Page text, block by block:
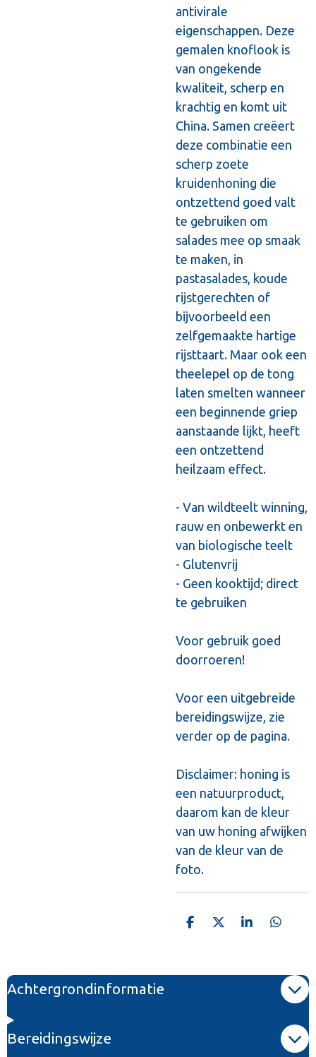
antivirale
eigenschappen. Deze
gemalen knoflook is
van ongekende
kwaliteit, scherp en
krachtig en komt uit
China. Samen creëert
deze combinatie een
scherp zoete
kruidenhoning die
ontzettend goed valt
te gebruiken om
salades mee op smaak
te maken, in
pastasalades, koude
rijstgerechten of
bijvoorbeeld een
zelfgemaakte hartige
rijsttaart. Maar ook een
theelepel op de tong
laten smelten wanneer
een beginnende griep
aanstaande lijkt, heeft
een ontzettend
heilzaam effect.
- Van wildteelt winning,
rauw en onbewerkt en
van biologische teelt
- Glutenvrij
- Geen kooktijd; direct
te gebruiken
Voor gebruik goed
doorroeren!
Voor een uitgebreide
bereidingswijze, zie
verder op de pagina.
Disclaimer: honing is
een natuurproduct,
daarom kan de kleur
van uw honing afwijken
van de kleur van de
foto.
D
n
D
S
e
D
n
Achtergrondinformatie
Bereidingswijze